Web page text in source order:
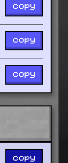
copy
copy
copy
copy